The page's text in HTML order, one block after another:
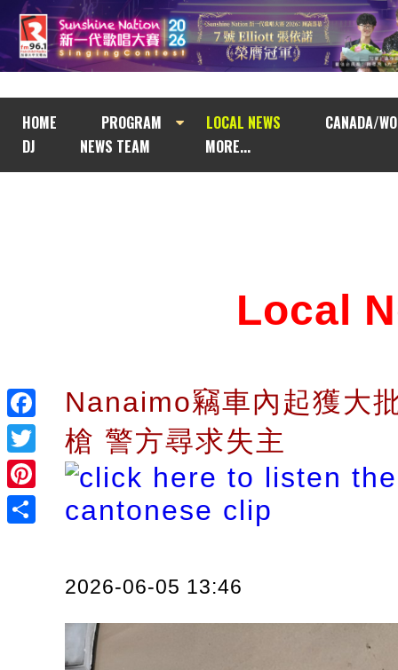
HOME PROGRAM LOCAL NEWS
CANADA/
DJ
NEWS TEAM MORE...
Facebook
Twitter
Pinterest
Local
Nanaimo竊車內起獲大
槍 警方尋求失主
2026-06-05 13:46